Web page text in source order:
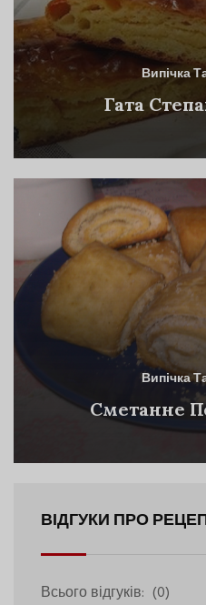
Випічка
Гата
Випічка
Сметанне
ВІДГУКИ ПРО
Всього відгуків: (0)